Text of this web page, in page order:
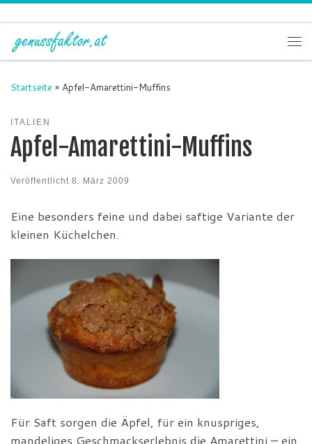
Zum Inhalt springen
Startseite » Apfel-Amarettini-Muffins
ITALIEN
Apfel-Amarettini-Muffins
Veröffentlicht 8. März 2009
Eine besonders feine und dabei saftige Variante der
kleinen Küchelchen.
Für Saft sorgen die Äpfel, für ein knuspriges,
mandeliges Geschmackserlebnis die Amarettini – ein